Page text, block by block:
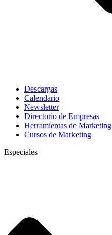
Descargas
Calendario
Newsletter
Directorio de Empresas
Herramientas de Marketing
Cursos de Marketing
Especiales